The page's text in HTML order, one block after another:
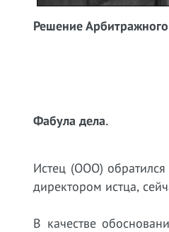
Решение
Фабула дела.
Истец (ООО)
директором истца,
В качестве